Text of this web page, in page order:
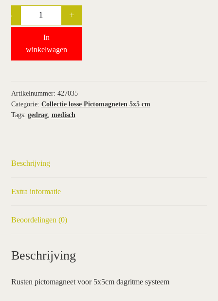
wie wij zijn / contact
winkel
Quantity
- +
In
winkelwagen
Artikelnummer: 427035
Categorie: Collectie losse Pictomagneten 5x5 cm
Tags: gedrag, medisch
Beschrijving
Extra informatie
Beoordelingen (0)
Beschrijving
Rusten pictomagneet voor 5x5cm dagritme systeem